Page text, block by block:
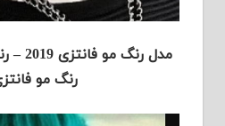
رنگ مو